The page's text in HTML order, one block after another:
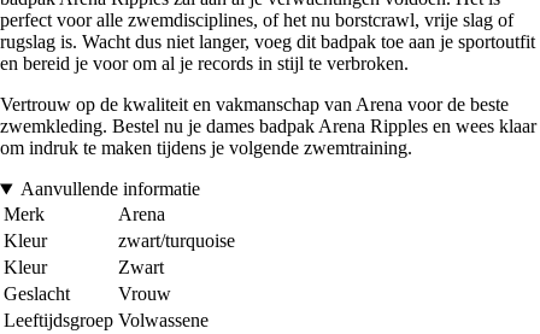
perfect voor alle zwemdisciplines, of het nu borstcrawl, vrije slag of
rugslag is. Wacht dus niet langer, voeg dit badpak toe aan je sportoutfit
en bereid je voor om al je records in stijl te verbroken.
Vertrouw op de kwaliteit en vakmanschap van Arena voor de beste
zwemkleding. Bestel nu je dames badpak Arena Ripples en wees klaar
om indruk te maken tijdens je volgende zwemtraining.
Aanvullende informatie
Merk
Arena
Kleur
zwart/turquoise
Kleur
Zwart
Geslacht
Vrouw
Leeftijdsgroep Volwassene